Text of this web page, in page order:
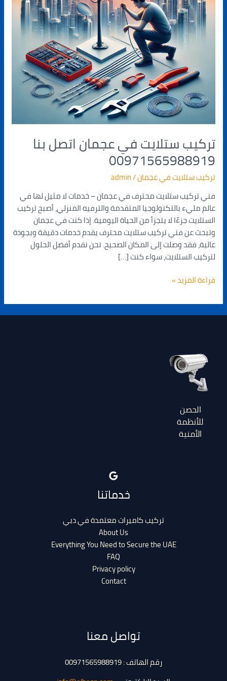
تركيب ستلايت في عجمان اتصل بنا
00971565988919
تركيب ستلايت في عجمان/
admin
فني تركيب ستلايت محترف في عجمان – خدمات لا مثيل لها في
عالم مليء بالتكنولوجيا المتقدمة والترفيه المنزلي، أصبح تركيب
الستلايت جزءًا لا يتجزأ من الحياة اليومية. إذا كنت في عجمان
وتبحث عن فني تركيب ستلايت محترف يقدم خدمات دقيقة وبجودة
عالية، فقد وصلت إلى المكان الصحيح. نحن نقدم أفضل الحلول
لتركيب الستلايت، سواء كنت […]
قراءة المزيد »
الحصن
للأنظمة
الأمنية
خدماتنا
تركيب كاميرات معتمدة في دبي
About Us
Everything You Need to Secure the UAE
FAQ
Privacy policy
Contact
تواصل معنا
رقم الهاتف : 00971565988919